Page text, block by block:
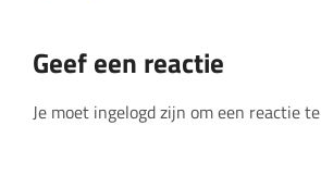
Geef een reactie
Je moet ingelogd zijn om een reactie